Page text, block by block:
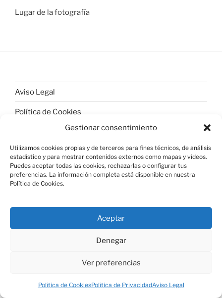
Gestionar consentimiento
Utilizamos cookies propias y de terceros para fines técnicos, de análisis
estadístico y para mostrar contenidos externos como mapas y vídeos.
Puedes aceptar todas las cookies, rechazarlas o configurar tus
preferencias. La información completa está disponible en nuestra
Política de Cookies.
Aceptar
Denegar
Ver preferencias
Política de CookiesPolítica de PrivacidadAviso Legal
Lugar de la fotografía
Aviso Legal
Política de Cookies
Política de Privacidad Funciona gracias a WordPress